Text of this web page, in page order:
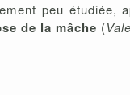
peu étudiée,
de la mâche (